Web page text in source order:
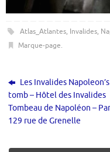
Atlas_Atlantes, Invalides,
Marque-page.
Les Invalides Napoleon’s
tomb – Hôtel des Invalides
Tombeau de Napoléon –
129 rue de Grenelle